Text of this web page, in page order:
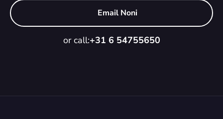
Email Noni
or call:+31 6 54755650